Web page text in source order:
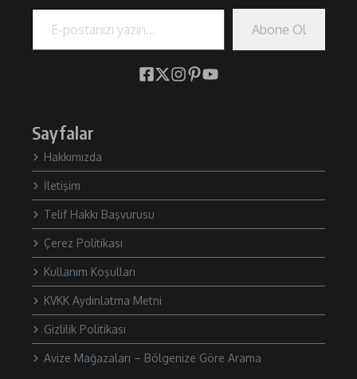
E-postanızı yazın…
Abone Ol
Sayfalar
Hakkımızda
İletişim
Telif Hakkı Başvurusu
Çerez Politikası
Kullanım Koşulları
KVKK Aydınlatma Metni
Gizlilik Politikası
Avize Mağazaları – Bölgenize Göre Arama